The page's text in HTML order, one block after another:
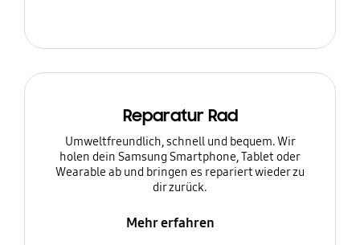
Reparatur Rad
Umweltfreundlich, schnell und bequem. Wir
holen dein Samsung Smartphone, Tablet oder
Wearable ab und bringen es repariert wieder zu
dir zurück.
Mehr erfahren